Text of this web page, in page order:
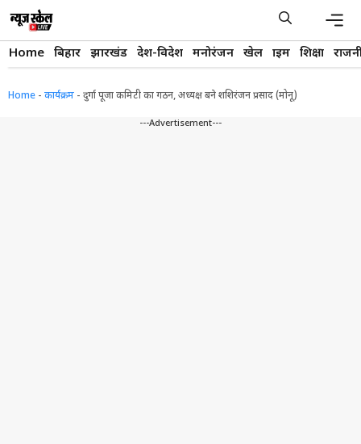
content
Home बिहार झारखंड देश-विदेश मनोरंजन खेल क्राइम शिक्षा
Home - कार्यक्रम - दुर्गा पूजा कमिटी का गठन, अध्यक्ष बने शशिरंजन प्रसाद (मोनू)
---Advertisement---